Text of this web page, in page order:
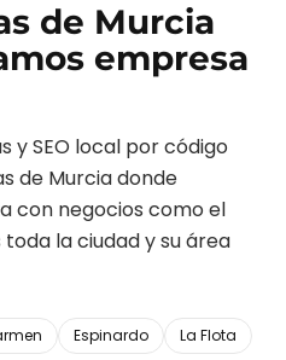
de Murcia
empresa
y SEO local por código
de Murciadonde
con negocios como el
la ciudad y su área
Espinardo
La Flota